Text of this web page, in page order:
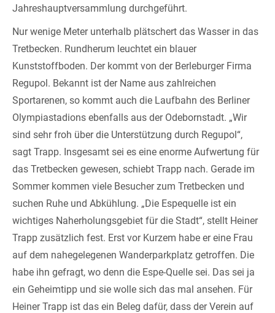
Jahreshauptversammlung durchgeführt.
Nur wenige Meter unterhalb plätschert das Wasser in das
Tretbecken. Rundherum leuchtet ein blauer
Kunststoffboden. Der kommt von der Berleburger Firma
Regupol. Bekannt ist der Name aus zahlreichen
Sportarenen, so kommt auch die Laufbahn des Berliner
Olympiastadions ebenfalls aus der Odebornstadt. „Wir
sind sehr froh über die Unterstützung durch Regupol“,
sagt Trapp. Insgesamt sei es eine enorme Aufwertung für
das Tretbecken gewesen, schiebt Trapp nach. Gerade im
Sommer kommen viele Besucher zum Tretbecken und
suchen Ruhe und Abkühlung. „Die Espequelle ist ein
wichtiges Naherholungsgebiet für die Stadt“, stellt Heiner
Trapp zusätzlich fest. Erst vor Kurzem habe er eine Frau
auf dem nahegelegenen Wanderparkplatz getroffen. Die
habe ihn gefragt, wo denn die Espe-Quelle sei. Das sei ja
ein Geheimtipp und sie wolle sich das mal ansehen. Für
Heiner Trapp ist das ein Beleg dafür, dass der Verein auf